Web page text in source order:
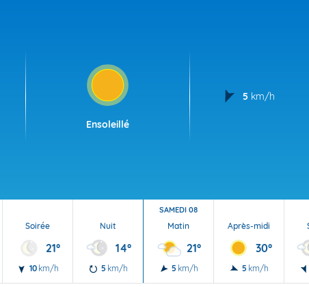
Ensoleillé
5 km/h
Soirée
21°
10 km/h
Nuit
14°
5 km/h
SAMEDI 08
Matin
21°
5 km/h
Après-midi
30°
5 km/h